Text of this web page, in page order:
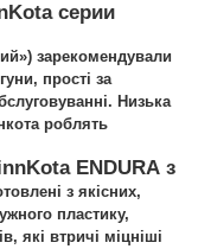
серии
зарекомендували
прості за
Низька
роблять
ENDURA з
з якісних,
пластику,
які втричі міцніші